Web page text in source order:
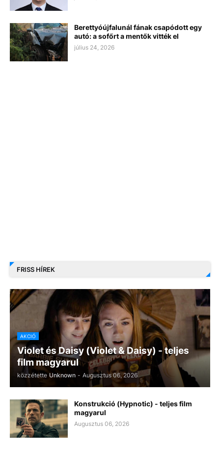
Berettyóújfalunál fának csapódott egy
autó: a sofőrt a mentők vitték el
július 24, 2026
FRISS HÍREK
AKCIÓ
Violet és Daisy (Violet & Daisy) - teljes
film magyarul
közzétette Unknown - Augusztus 06, 2026
Konstrukció (Hypnotic) - teljes film
magyarul
Augusztus 06, 2026